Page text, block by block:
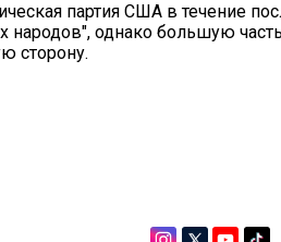
партия США в течение
народов", однако большую
сторону.